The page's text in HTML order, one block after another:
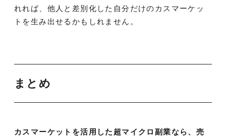
れれば、他人と差別化した自分だけのカスマーケッ
トを生み出せるかもしれません。
まとめ
カスマーケットを活用した超マイクロ副業なら、売